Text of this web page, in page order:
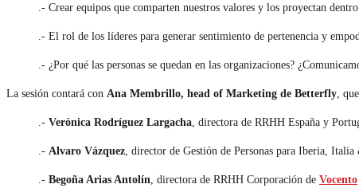
.- Crear equipos que comparten nuestros valores y los proyectan
.- El rol de los líderes para generar sentimiento de pertenencia y
.- ¿Por qué las personas se quedan en las organizaciones?
La sesión contará con Ana Membrillo, head of Marketing de Betterfly ,
.- Verónica Rodríguez Largacha , directora de RRHH España y
.- Alvaro Vázquez , director de Gestión de Personas para Iberia,
.- Begoña Arias Antolín , directora de RRHH Corporación de Vocento